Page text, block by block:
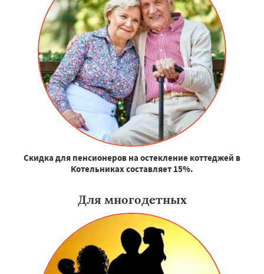
Скидка для пенсионеров на остекление коттеджей в
Котельниках составляет 15%.
Для многодетных